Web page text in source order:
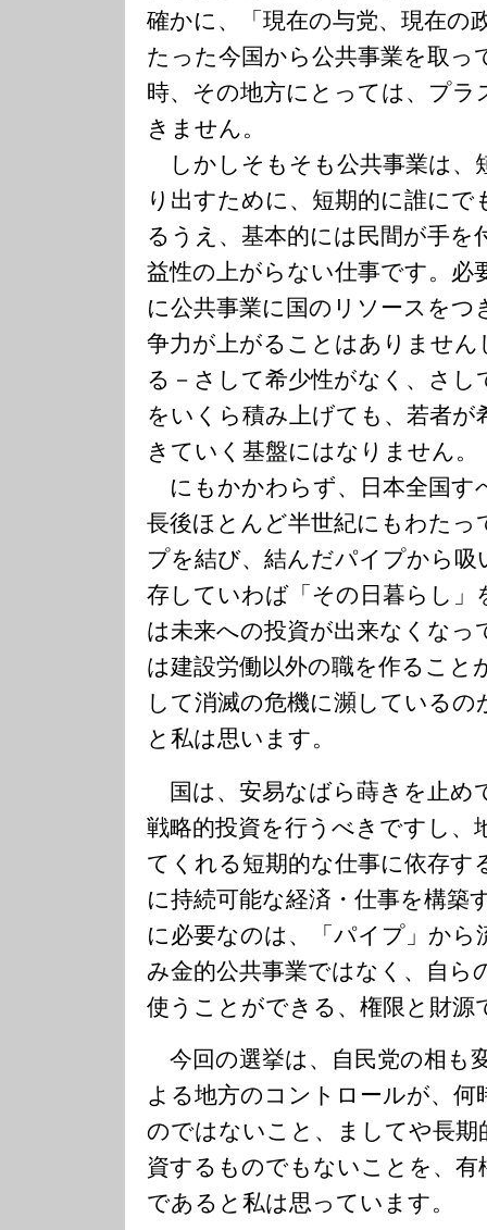
確かに、「現在の与党、現在の
たった今国から公共事業を取っ
時、その地方にとっては、プ
きません。
しかしそもそも公共事業は、
り出すために、短期的に誰に
るうえ、基本的には民間が手
益性の上がらない仕事です。必
に公共事業に国のリソースをつ
争力が上がることはありませ
る－さして希少性がなく、さし
をいくら積み上げても、若者が
きていく基盤にはなりません。
にもかかわらず、日本全国す
長後ほとんど半世紀にもわた
プを結び、結んだパイプから
存していわば「その日暮らし」
は未来への投資が出来なくなっ
は建設労働以外の職を作ること
して消滅の危機に瀕している
と私は思います。
国は、安易なばら蒔きを止め
戦略的投資を行うべきですし、
てくれる短期的な仕事に依存す
に持続可能な経済・仕事を構築
に必要なのは、「パイプ」から
み金的公共事業ではなく、自ら
使うことができる、権限と財源
今回の選挙は、自民党の相も
よる地方のコントロールが、
のではないこと、ましてや長期
資するものでもないことを、有
であると私は思っています。